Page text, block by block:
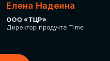
Елена Надеина
ООО «ТЦР»
Директор продукта Time